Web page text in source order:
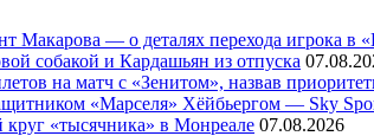
Макарова — о деталях перехода игрока в
собакой и Кардашьян из отпуска
на матч с «Зенитом», назвав
«Марселя» Хёйбьергом — Sky
«тысячника» в Монреале 07.08.2026